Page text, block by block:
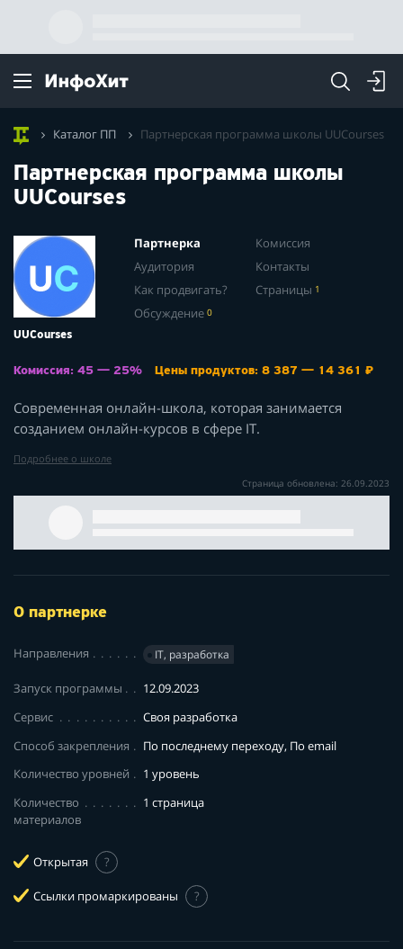
Каталог ПП Партнерская программа школы UUCourses
Партнерская программа школы
UUCourses
UUCourses
Партнерка
Комиссия
Аудитория
Контакты
Как продвигать?
Страницы 1
Обсуждение0
Комиссия: 45 — 25% Цены продуктов: 8 387 — 14 361 ₽
Современная онлайн-школа, которая занимается
созданием онлайн-курсов в сфере IT.
Подробнее о школе
Страница обновлена: 26.09.2023
О партнерке
Направления IT, разработка
Запуск программы
12.09.2023
Сервис
Своя разработка
Способ закрепления
По последнему переходу, По email
Количество уровней
1 уровень
Количество
материалов
1 страница
Открытая ?
Ссылки промаркированы ?